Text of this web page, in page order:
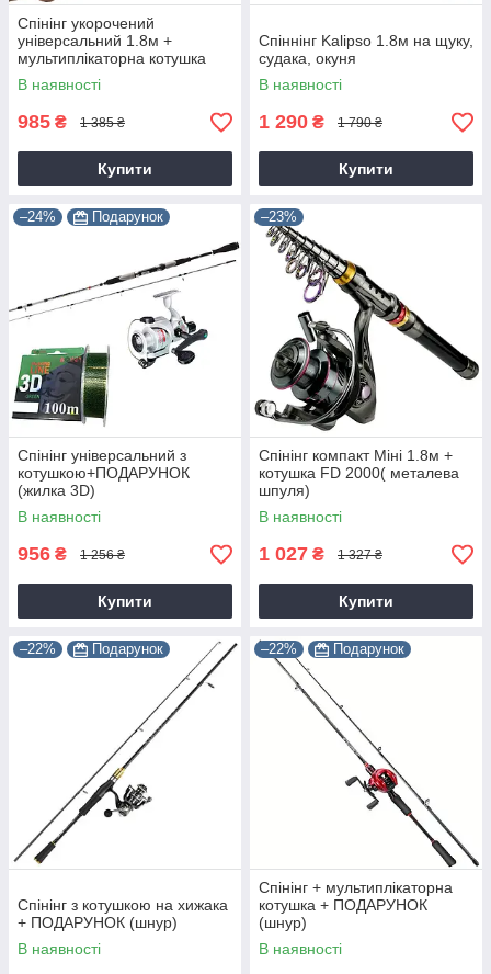
Спінінг укорочений
універсальний 1.8м +
мультиплікаторна котушка
В наявності
985 ₴ 1 385 ₴
Купити
Спіннінг Kalipso 1.8м на щуку,
судака, окуня
В наявності
1 290 ₴ 1 790 ₴
Купити
–24% Подарунок
Спінінг універсальний з
котушкою+ПОДАРУНОК
(жилка 3D)
В наявності
956 ₴ 1 256 ₴
Купити
–23%
Спінінг компакт Міні 1.8м +
котушка FD 2000( металева
шпуля)
В наявності
1 027 ₴ 1 327 ₴
Купити
–22% Подарунок
Спінінг з котушкою на хижака
+ ПОДАРУНОК (шнур)
В наявності
–22% Подарунок
Спінінг + мультиплікаторна
котушка + ПОДАРУНОК
(шнур)
В наявності